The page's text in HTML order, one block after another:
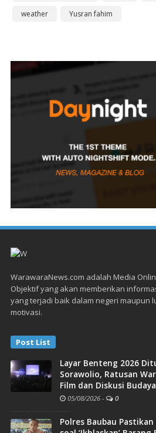
weather
Yusran fahim
WarawaraNews.com adalah Media
Objektif yang akan memberikan
yang terjadi baik dalam negeri maupun
motivasi.
Post List
Layar Benteng 2026
Sorawolio, Ratusan
Film dan Diskusi Budaya
05/08/2026 - 0
Polres Baubau